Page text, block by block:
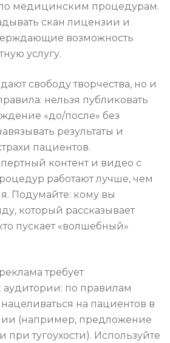
медицинским процедурам.
скан лицензии и
возможность
услугу.
свободу творчества, но и
нельзя публиковать
«до/после» без
результаты и
пациентов.
контент и видео с
работают лучше, чем
Подумайте: кому вы
который рассказывает
пускает «волшебный»
требует
аудитории: по правилам
на пациентов в
(например, предложение
тугоухости). Используйте